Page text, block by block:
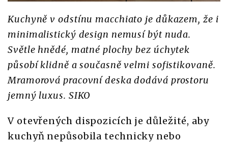
Kuchyně v odstínu macchiato je důkazem, že i
minimalistický design nemusí být nuda.
Světle hnědé, matné plochy bez úchytek
působí klidně a současně velmi sofistikovaně.
Mramorová pracovní deska dodává prostoru
jemný luxus. SIKO
V otevřených dispozicích je důležité, aby
kuchyň nepůsobila technicky nebo